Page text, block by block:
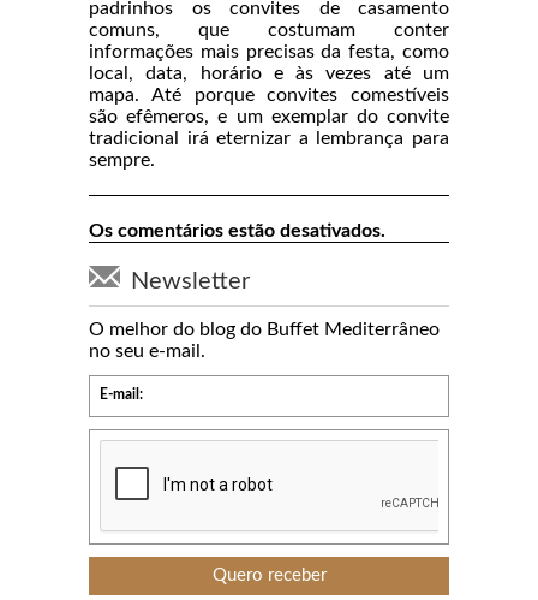
padrinhos os convites de casamento
comuns, que costumam conter
informações mais precisas da festa, como
local, data, horário e às vezes até um
mapa. Até porque convites comestíveis
são efêmeros, e um exemplar do convite
tradicional irá eternizar a lembrança para
sempre.
Os comentários estão desativados.
Newsletter
O melhor do blog do Buffet Mediterrâneo
no seu e-mail.
E-mail: